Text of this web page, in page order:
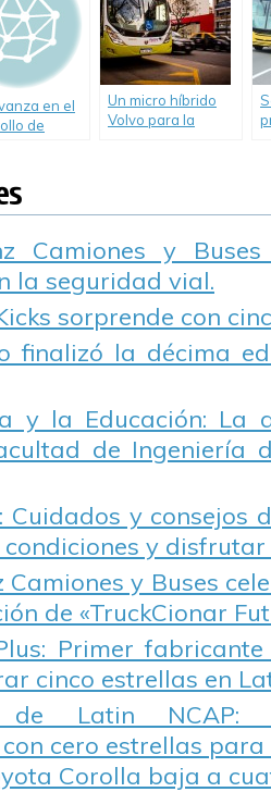
en el
de
Un micro híbrido
Volvo para la
Camiones y
la seguridad vial.
sorprende con
finalizó la décima
y la Educación: La
de Ingeniería
Cuidados y consejos
y disfrutar
Camiones y Buses
de «TruckCionar
Primer
cinco estrellas en
de Latin NCAP:
cero estrellas para
Corolla baja a